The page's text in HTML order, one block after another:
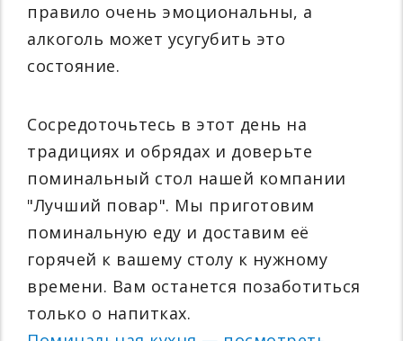
правило очень эмоциональны, а
алкоголь может усугубить это
состояние.
Сосредоточьтесь в этот день на
традициях и обрядах и доверьте
поминальный стол нашей компании
"Лучший повар". Мы приготовим
поминальную еду и доставим её
горячей к вашему столу к нужному
времени. Вам останется позаботиться
только о напитках.